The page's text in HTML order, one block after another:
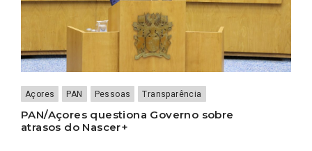
Açores PAN Pessoas Transparência
PAN/Açores questiona Governo sobre
atrasos do Nascer+